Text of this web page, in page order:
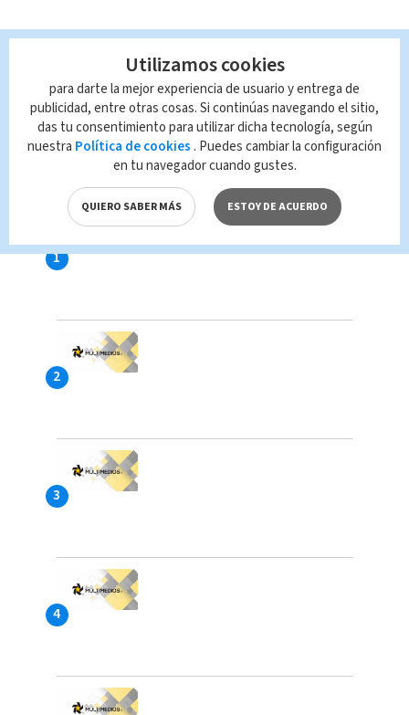
LAS MÁS VISTAS
Utilizamos cookies
para darte la mejor experiencia de usuario y entrega de
publicidad, entre otras cosas. Si continúas navegando el sitio,
das tu consentimiento para utilizar dicha tecnología, según
nuestra Política de cookies . Puedes cambiar la configuración
en tu navegador cuando gustes.
QUIERO SABER MÁS ESTOY DE ACUERDO